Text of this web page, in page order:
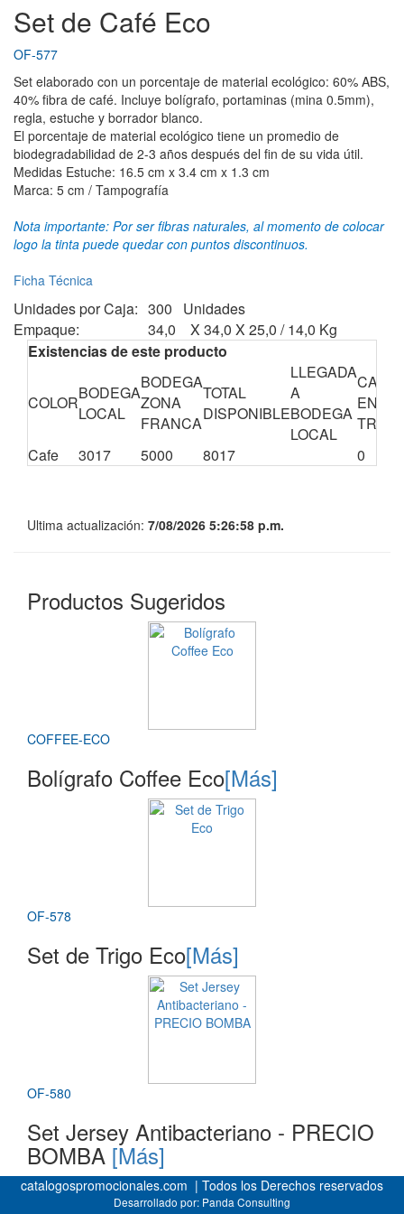
Set de Café Eco
OF-577
Set elaborado con un porcentaje de material ecológico: 60% ABS,
40% fibra de café. Incluye bolígrafo, portaminas (mina 0.5mm),
regla, estuche y borrador blanco.
El porcentaje de material ecológico tiene un promedio de
biodegradabilidad de 2-3 años después del fin de su vida útil.
Medidas Estuche: 16.5 cm x 3.4 cm x 1.3 cm
Marca: 5 cm / Tampografía
Nota importante: Por ser fibras naturales, al momento de colocar
logo la tinta puede quedar con puntos discontinuos.
Ficha Técnica
Unidades por Caja: 300 Unidades
Empaque:
34,0 X 34,0 X 25,0 / 14,0 Kg
Existencias de este producto
COLORBODEGA
LOCAL
BODEGA
ZONA
FRANCA
TOTAL
DISPONIBLE
LLEGADA
A
BODEGA
LOCAL
EN
Cafe
3017 5000 8017 0
Ultima actualización: 7/08/2026 5:26:58 p.m.
Productos Sugeridos
COFFEE-ECO
Bolígrafo Coffee Eco[Más]
OF-578
Set de Trigo Eco[Más]
OF-580
Set Jersey Antibacteriano - PRECIO
BOMBA [Más]
catalogospromocionales.com | Todos los Derechos reservados
Desarrollado por: Panda Consulting